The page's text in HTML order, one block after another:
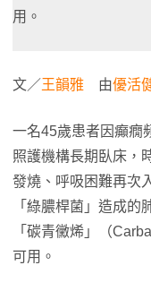
用。
文／王韻雅 由優活
一名45歲患者因癲癇
照護機構長期臥床，
發燒、呼吸困難再次
「綠膿桿菌」造成
「碳青黴烯」（
可用。